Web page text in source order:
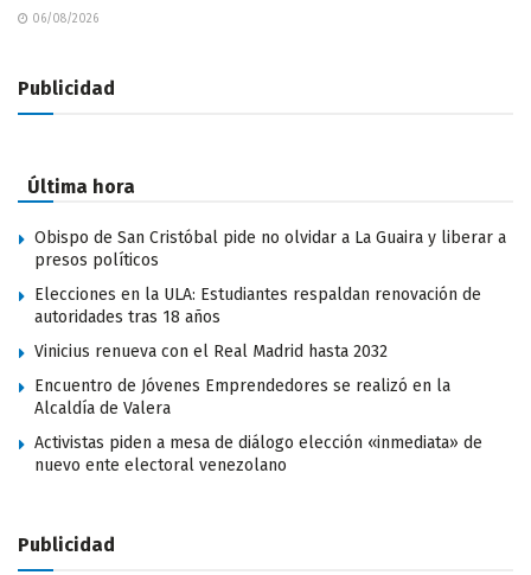
06/08/2026
Publicidad
Última hora
Obispo de San Cristóbal pide no olvidar a La Guaira y liberar a
presos políticos
Elecciones en la ULA: Estudiantes respaldan renovación de
autoridades tras 18 años
Vinicius renueva con el Real Madrid hasta 2032
Encuentro de Jóvenes Emprendedores se realizó en la
Alcaldía de Valera
Activistas piden a mesa de diálogo elección «inmediata» de
nuevo ente electoral venezolano
Publicidad